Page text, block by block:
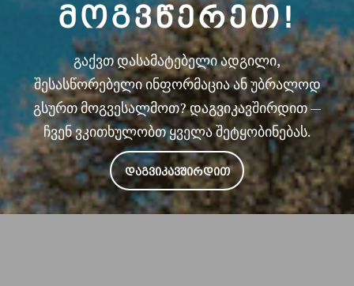
ᲛᲝᲒᲕᲬᲔᲠᲔᲗ!
გაქვთ დასამატებელი ადგილი,
შესასწორებელი ინფორმაცია ან უბრალოდ
გსურთ მოგვესალმოთ? დაგვიკავშირდით —
ჩვენ ვკითხულობთ ყველა შეტყობინებას.
ᲓᲐᲒᲕᲘᲙᲐᲕᲨᲘᲠᲓᲘᲗ